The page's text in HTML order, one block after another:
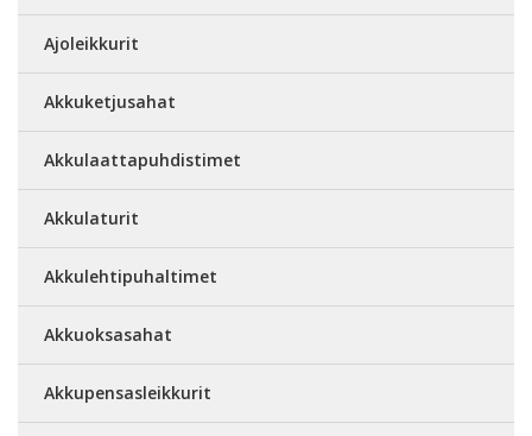
Ajoleikkurit
Akkuketjusahat
Akkulaattapuhdistimet
Akkulaturit
Akkulehtipuhaltimet
Akkuoksasahat
Akkupensasleikkurit